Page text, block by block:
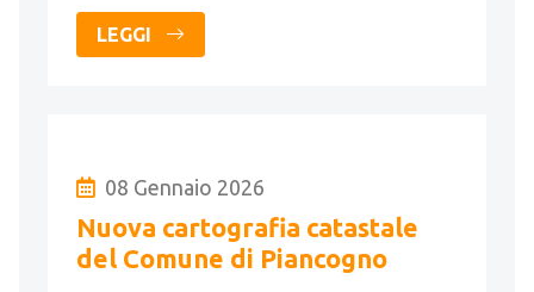
LEGGI
08 Gennaio 2026
Nuova cartografia catastale
del Comune di Piancogno